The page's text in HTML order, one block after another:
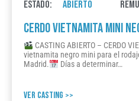
ESTADO: ABIERTO
CERDO VIETNAMITA MINI
CASTING ABIERTO – CERDO
vietnamita negro mini para el
Madrid.
Días a determinar…
VER CASTING >>